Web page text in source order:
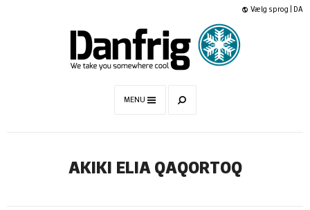
Vælg sprog | DA
MENU
AKIKI ELIA QAQORTOQ